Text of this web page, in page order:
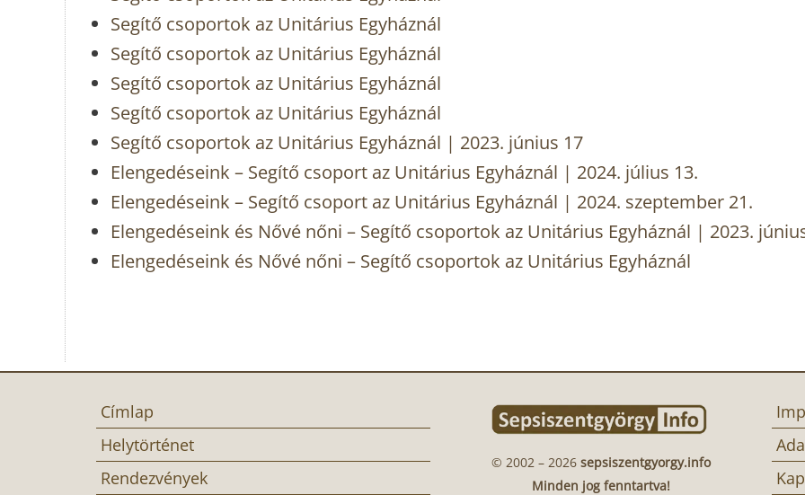
Segítő csoportok az Unitárius Egyháznál
Segítő csoportok az Unitárius Egyháznál
Segítő csoportok az Unitárius Egyháznál
Segítő csoportok az Unitárius Egyháznál
Segítő csoportok az Unitárius Egyháznál | 2023. június 17
Elengedéseink – Segítő csoport az Unitárius Egyháznál | 2024. július 13.
Elengedéseink – Segítő csoport az Unitárius Egyháznál | 2024. szeptember 21.
Elengedéseink és Nővé nőni – Segítő csoportok az Unitárius Egyháznál | 2023.
Elengedéseink és Nővé nőni – Segítő csoportok az Unitárius Egyháznál
Címlap
Helytörténet
Rendezvények
© 2002 – 2026 sepsiszentgyorgy.info
Minden jog fenntartva!